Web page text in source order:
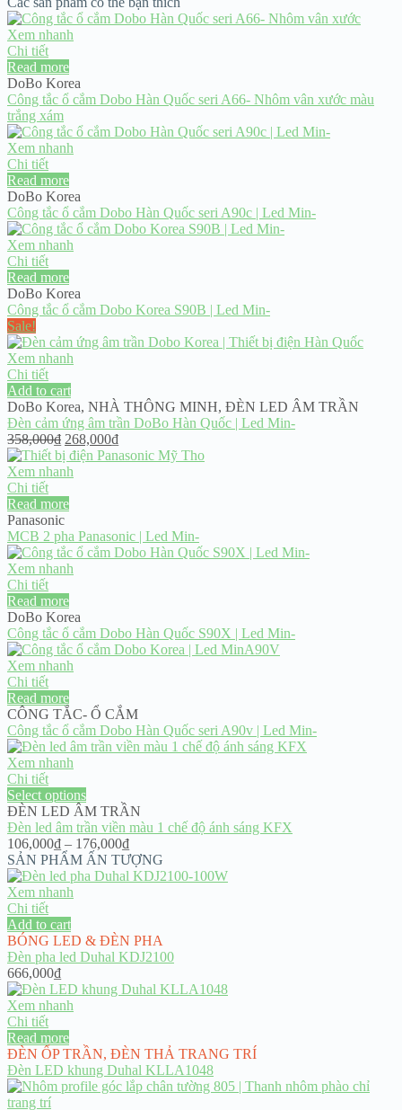
Xem nhanh
Chi tiết
Read more
DoBo Korea
Công tắc ổ cắm Dobo Hàn Quốc seri A66- Nhôm vân xước màu
trắng xám
Xem nhanh
Chi tiết
Read more
DoBo Korea
Công tắc ổ cắm Dobo Hàn Quốc seri A90c | Led Min-
Xem nhanh
Chi tiết
Read more
DoBo Korea
Công tắc ổ cắm Dobo Korea S90B | Led Min-
Sale!
Xem nhanh
Chi tiết
Add to cart
DoBo Korea, NHÀ THÔNG MINH, ĐÈN LED ÂM TRẦN
Đèn cảm ứng âm trần DoBo Hàn Quốc | Led Min-
358,000₫ Original
price
was:
268,000₫Current
price
Xem nhanh
Chi tiết
Read more
Panasonic
MCB 2 pha Panasonic | Led Min-
Xem nhanh
Chi tiết
Read more
DoBo Korea
Công tắc ổ cắm Dobo Hàn Quốc S90X | Led Min-
Xem nhanh
Chi tiết
Read more
CÔNG TẮC- Ổ CẮM
Công tắc ổ cắm Dobo Hàn Quốc seri A90v | Led Min-
Xem nhanh
Chi tiết
Select options
ĐÈN LED ÂM TRẦN
Đèn led âm trần viền màu 1 chế độ ánh sáng KFX
106,000₫ – 176,000₫Price
range:
106,000₫
SẢN PHẨM ẤN TƯỢNG
Xem nhanh
Chi tiết
Add to cart
BÓNG LED & ĐÈN PHA
Đèn pha led Duhal KDJ2100
666,000₫
Xem nhanh
Chi tiết
Read more
ĐÈN ỐP TRẦN, ĐÈN THẢ TRANG TRÍ
Đèn LED khung Duhal KLLA1048